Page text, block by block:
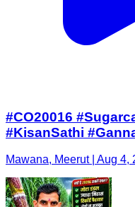
#CO20016
#KisanSathi
Mawana, Meerut | Aug 4,